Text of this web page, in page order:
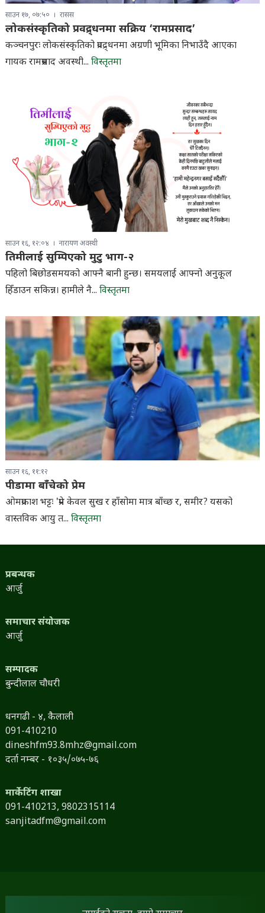
साउन १७, ०७:५० रासस
लोकसंस्कृतिको प्रवद्र्धनमा सक्रिय ‘रामप्रसाद’
कञ्चनपुरः लोकसंस्कृतिको प्रवद्र्धनमा अग्रणी भूमिका निभाउँदै आएका
गायक रामप्रसाद अवस्थी... विस्तृतमा
साउन १६, १२:०४ नारायण अवस्थी
तिमीलाई सुम्पिएको मुटु भाग-२
पहिलो बिछोडसमयको आफ्नै बानी हुन्छ। समयलाई आफ्नो अनुकूल
हिँडाउन सकिन्न। हामीले नै... विस्तृतमा
साउन १६, ११:१२
पीडामा बाँचेको प्रेम
ओमप्रकाश भट्टः 'प्रेम केवल सुख र हाँसोमा मात्र बाँच्छ र, समीर? यसको
वास्तविक आयु त... विस्तृतमा
प्रबन्धक
आर्जु
समाचार संयोजक
आर्जु
सम्पादक
बुन्दीलाल चौधरी
धनगढी - ४, कैलाली
091-410210
dineshfm93.8mhz@gmail.com
दर्ता नम्बर - १०३५/०७५-७६
मार्केटिंग शाखा
091-410213, 9802315114
sanjitadfm@gmail.com